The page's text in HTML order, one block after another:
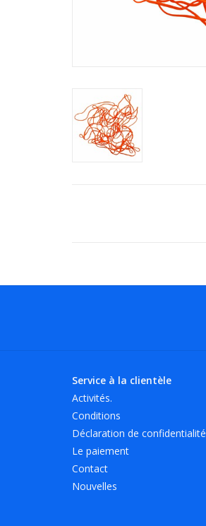
Service à la clientèle
Activités.
Conditions
Déclaration de confidentialité
Le paiement
Contact
Nouvelles